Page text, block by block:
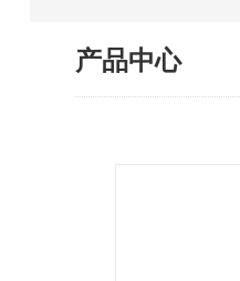
产品中心